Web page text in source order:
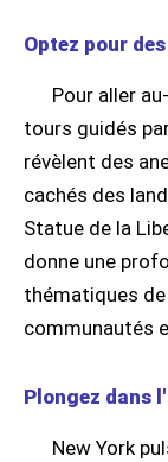
Optez pour
Pour aller
tours guidés
révèlent des
cachés des
Statue de la
donne une
thématiques
communautés
Plongez dans
New York